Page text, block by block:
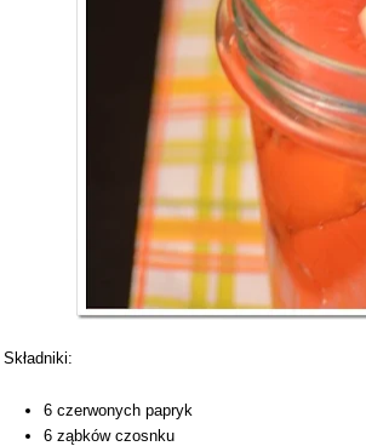
Składniki:
6 czerwonych papryk
6 ząbków czosnku